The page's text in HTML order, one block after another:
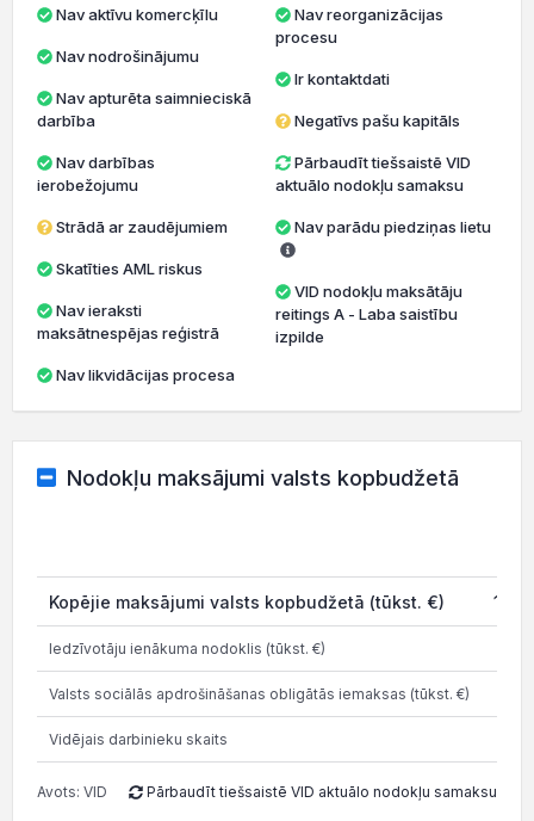
Nav aktīvu komercķīlu
Nav nodrošinājumu
darbība
ierobežojumu
Strādā ar zaudējumiem
Skatīties AML riskus
maksātnespējas reģistrā
Nav likvidācijas procesa
Nav reorganizācijas
procesu
Ir kontaktdati
Negatīvs pašu kapitāls
Pārbaudīt tiešsaistē VID
aktuālo nodokļu samaksu
Nav parādu piedziņas lietu
VID nodokļu maksātāju
reitings A - Laba saistību
izpilde
Nodokļu maksājumi valsts kopbudžetā
Kopējie maksājumi valsts kopbudžetā (tūkst. €)
Iedzīvotāju ienākuma nodoklis (tūkst. €)
Valsts sociālās apdrošināšanas obligātās iemaksas (tūkst. €)
Vidējais darbinieku skaits
Avots: VID Pārbaudīt tiešsaistē VID aktuālo nodokļu samaksu